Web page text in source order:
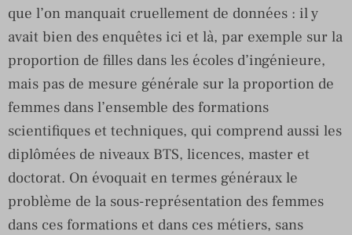
que l’on manquait cruellement de données : il y
avait bien des enquêtes ici et là, par exemple sur la
proportion de filles dans les écoles d’ingénieure,
mais pas de mesure générale sur la proportion de
femmes dans l’ensemble des formations
scientifiques et techniques, qui comprend aussi les
diplômées de niveaux BTS, licences, master et
doctorat. On évoquait en termes généraux le
problème de la sous-représentation des femmes
dans ces formations et dans ces métiers, sans